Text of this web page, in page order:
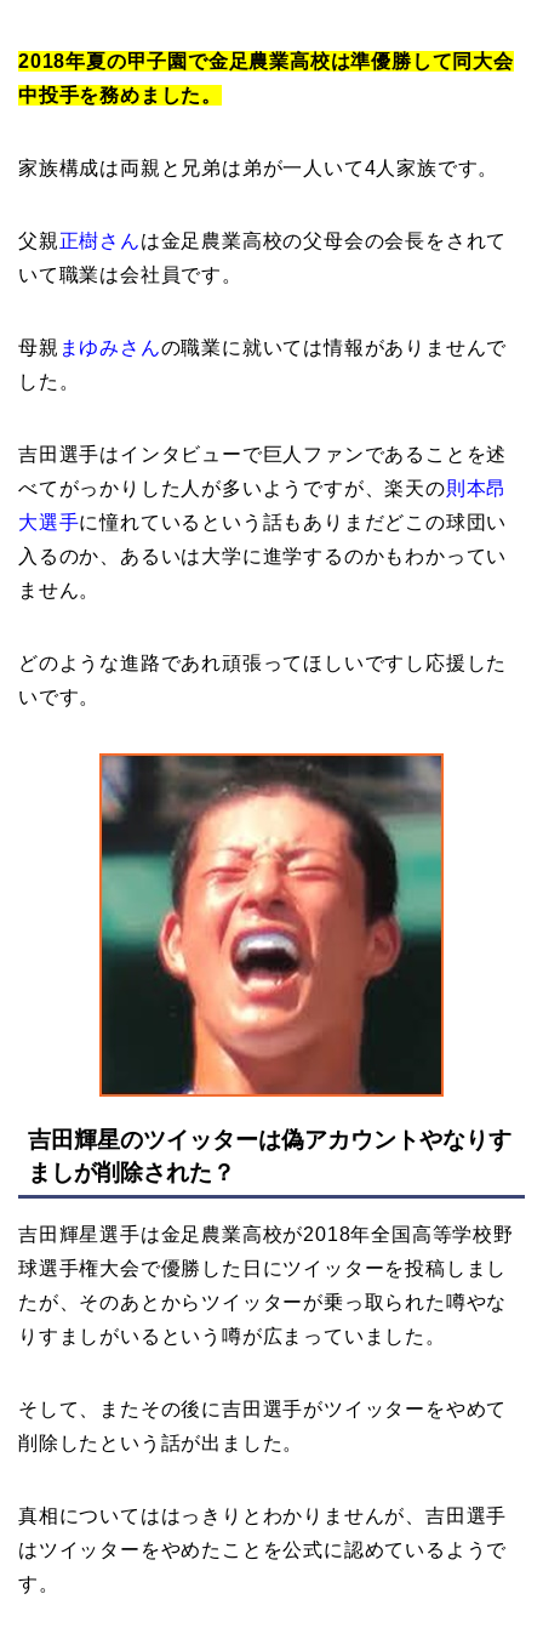
2018年夏の甲子園で金足農業高校は準優勝して同大会
中投手を務めました。
家族構成は両親と兄弟は弟が一人いて4人家族です。
父親正樹さんは金足農業高校の父母会の会長をされて
いて職業は会社員です。
母親 まゆみさんの職業に就いては情報がありませんで
した。
吉田選手はインタビューで巨人ファンであることを述
べてがっかりした人が多いようですが、楽天の則本昂
大選手に憧れているという話もありまだどこの球団い
入るのか、あるいは大学に進学するのかもわかってい
ません。
どのような進路であれ頑張ってほしいですし応援した
いです。
吉田輝星のツイッターは偽アカウントやなりす
ましが削除された？
吉田輝星選手は金足農業高校が2018年全国高等学校野
球選手権大会で優勝した日にツイッターを投稿しまし
たが、そのあとからツイッターが乗っ取られた噂やな
りすましがいるという噂が広まっていました。
そして、またその後に吉田選手がツイッターをやめて
削除したという話が出ました。
真相についてははっきりとわかりませんが、吉田選手
はツイッターをやめたことを公式に認めているようで
す。